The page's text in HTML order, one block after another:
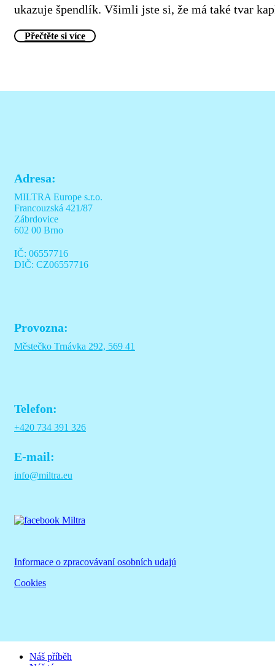
ukazuje špendlík. Všimli jste si, že má také tvar
Přečtěte si více
Adresa:
MILTRA Europe s.r.o.
Francouzská 421/87
Zábrdovice
602 00 Brno
IČ: 06557716
DIČ: CZ06557716
Provozna:
Městečko Trnávka 292, 569 41
Telefon:
+420 734 391 326
E-mail:
info@miltra.eu
Informace o zpracovávaní osobních udajú
Cookies
Náš příběh